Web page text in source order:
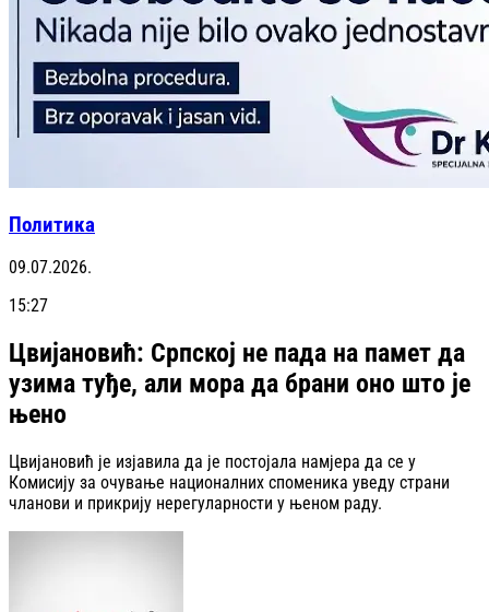
Политика
09.07.2026.
15:27
Цвијановић: Српској не пада на памет да
узима туђе, али мора да брани оно што је
њено
Цвијановић је изјавила да је постојала намјера да се у
Комисију за очување националних споменика уведу страни
чланови и прикрију нерегуларности у њеном раду.